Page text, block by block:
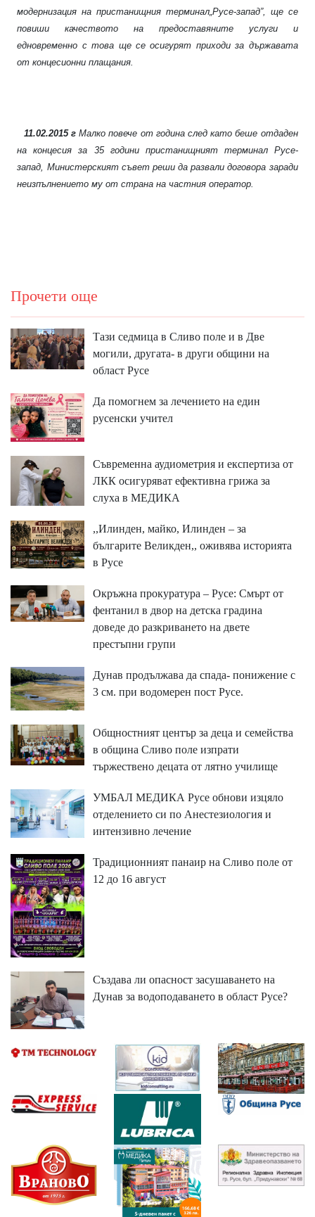
модернизация на пристанищния терминал„Русе-запад”, ще се
повиши качеството на предоставяните услуги и
едновременно с това ще се осигурят приходи за държавата
от концесионни плащания.
11.02.2015 г Малко повече от година след като беше отдаден
на концесия за 35 години пристанищният терминал Русе-
запад, Министерският съвет реши да развали договора заради
неизпълнението му от страна на частния оператор.
Прочети още
Тази седмица в Сливо поле и в Две
могили, другата- в други общини на
област Русе
Да помогнем за лечението на един
русенски учител
Съвременна аудиометрия и експертиза от
ЛКК осигуряват ефективна грижа за
слуха в МЕДИКА
,,Илинден, майко, Илинден – за
българите Великден,, оживява историята
в Русе
Окръжна прокуратура – Русе: Смърт от
фентанил в двор на детска градина
доведе до разкриването на двете
престъпни групи
Дунав продължава да спада- понижение с
3 см. при водомерен пост Русе.
Общностният център за деца и семейства
в община Сливо поле изпрати
тържествено децата от лятно училище
УМБАЛ МЕДИКА Русе обнови изцяло
отделението си по Анестезиология и
интензивно лечение
Традиционният панаир на Сливо поле от
12 до 16 август
Създава ли опасност засушаването на
Дунав за водоподаването в област Русе?